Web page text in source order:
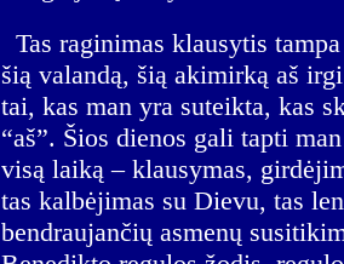
Tas raginimas klausytis
šią valandą, šią akimirką aš
tai, kas man yra suteikta, kas
“aš”. Šios dienos gali tapti
visą laiką – klausymas,
tas kalbėjimas su Dievu, tas
bendraujančių asmenų